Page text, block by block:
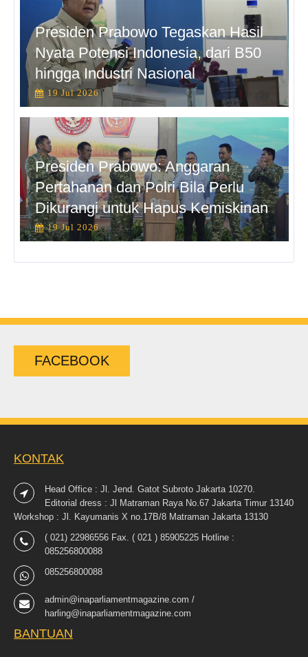
Presiden Prabowo Tegaskan Hasil
Nyata Potensi Indonesia, dari B50
hingga Industri Nasional
19 Jul 2026
Presiden Prabowo: Anggaran
Pertahanan dan Polri Bila Perlu
Dikurangi untuk Hapus Kemiskinan
19 Jul 2026
FACEBOOK
KONTAK
Head Office : Jl. Jend. Gatot Subroto Jakarta 10270.
Editorial dress : Jl Matraman Raya No.67 Jakarta Timur 13140
Workshop : Jl. Kayumanis X no.17B/8 Matraman Jakarta 13130
( 021) 22986556 Fax. ( 021 ) 85905225 Hotline :
085256800088
085256800088
admin@inaparliamentmagazine.com /
harling@inaparliamentmagazine.com
BANTUAN